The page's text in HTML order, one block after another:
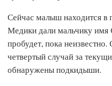
Сейчас малыш находится в
Медики дали мальчику имя
пробудет, пока
четвертый случай за
обнаружены подкидыши.